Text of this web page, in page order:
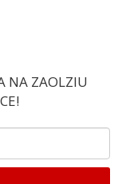
NA ZAOLZIU